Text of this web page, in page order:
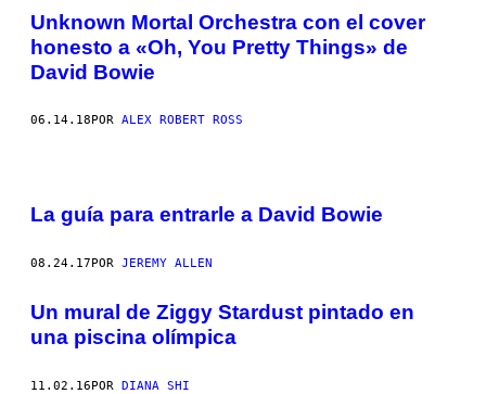
Unknown Mortal Orchestra con el cover
honesto a «Oh, You Pretty Things» de
David Bowie
06.14.18 POR ALEX ROBERT ROSS
La guía para entrarle a David Bowie
08.24.17POR JEREMY ALLEN
Un mural de Ziggy Stardust pintado en
una piscina olímpica
11.02.16POR DIANA SHI